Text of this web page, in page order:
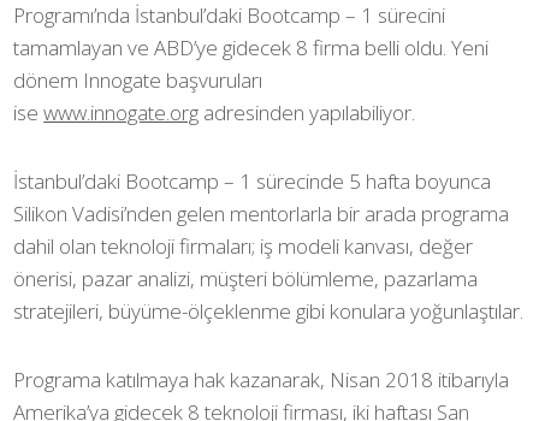
Programı’nda İstanbul’daki Bootcamp – 1 sürecini
tamamlayan ve ABD’ye gidecek 8 firma belli oldu. Yeni
dönem Innogate başvuruları
isewww.innogate.org adresinden yapılabiliyor.
İstanbul’daki Bootcamp – 1 sürecinde 5 hafta boyunca
Silikon Vadisi’nden gelen mentorlarla bir arada programa
dahil olan teknoloji firmaları; iş modeli kanvası, değer
önerisi, pazar analizi, müşteri bölümleme, pazarlama
stratejileri, büyüme-ölçeklenme gibi konulara yoğunlaştılar.
Programa katılmaya hak kazanarak, Nisan 2018 itibarıyla
Amerika’ya gidecek 8 teknoloji firması, iki haftası San